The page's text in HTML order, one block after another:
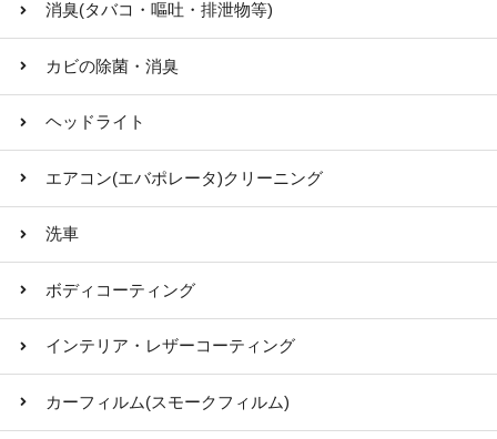
消臭(タバコ・嘔吐・排泄物等)
カビの除菌・消臭
ヘッドライト
エアコン(エバポレータ)クリーニング
洗車
ボディコーティング
インテリア・レザーコーティング
カーフィルム(スモークフィルム)